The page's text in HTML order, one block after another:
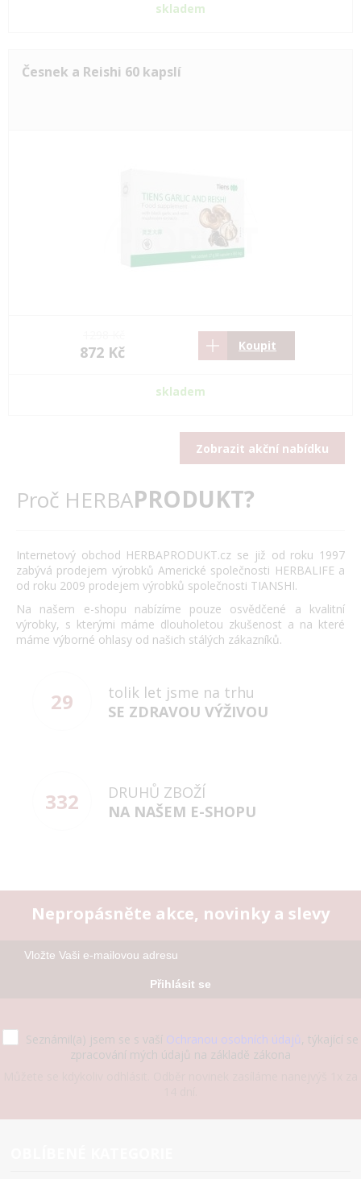
skladem
Česnek a Reishi 60 kapslí
872 Kč Koupit
skladem
Zobrazit akční nabídku
Proč HERBAPRODUKT?
Internetový obchod HERBAPRODUKT.cz se již od roku 1997
zabývá prodejem výrobků Americké společnosti HERBALIFE a
od roku 2009 prodejem výrobků společnosti TIANSHI.
Na našem e-shopu nabízíme pouze osvědčené a kvalitní
výrobky, s kterými máme dlouholetou zkušenost a na které
máme výborné ohlasy od našich stálých zákazníků.
29
tolik let jsme na trhu
SE ZDRAVOU VÝŽIVOU
332
DRUHŮ ZBOŽÍ
NA NAŠEM E-SHOPU
Nepropásněte akce, novinky a slevy
Přihlásit se
Seznámil(a) jsem se s vaší Ochranou osobních údajů, týkající se
zpracování mých údajů na základě zákona